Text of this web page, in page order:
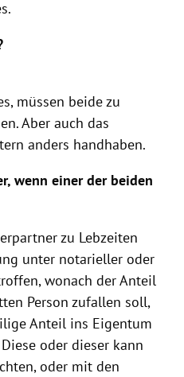
müssen beide zu
Aber auch das
anders handhaben.
wenn einer der beiden
zu Lebzeiten
unter notarieller oder
wonach der Anteil
Person zufallen soll,
Anteil ins Eigentum
oder dieser kann
oder mit den